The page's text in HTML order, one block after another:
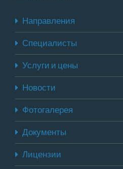
Направления
Специалисты
Услуги и цены
Новости
Фотогалерея
Документы
Лицензии